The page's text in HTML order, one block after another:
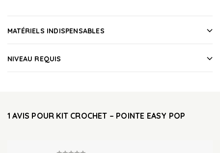
MATÉRIELS INDISPENSABLES
NIVEAU REQUIS
1 AVIS POUR KIT CROCHET – POINTE EASY POP